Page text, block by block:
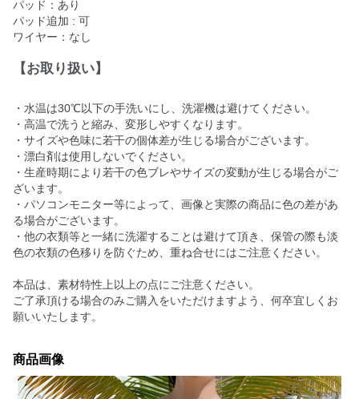
パッド：あり
パッド追加 : 可
ワイヤー：なし
【お取り扱い】
・水温は30℃以下の手洗いにし、洗濯機は避けてください。
・高温で洗うと縮み、変形しやすくなります。
・サイズや色味に若干の個体差が生じる場合がございます。
・漂白剤は使用しないでください。
・生産時期により若干の色ブレやサイズの変動が生じる場合がご
ざいます。
・パソコンモニター等によって、画像と実際の商品に色の差があ
る場合がございます。
・他の衣類等と一緒に洗濯することは避けて頂き、保管の際も淡
色の衣類の色移りを防ぐため、重ね合せにはご注意ください。
本品は、素材特性上以上の点にご注意ください。
ご了承頂ける場合のみご購入をいただけますよう、何卒宜しくお
願いいたします。
商品画像